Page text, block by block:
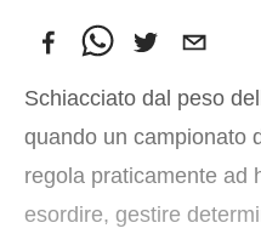
Schiacciato dal peso
quando un campionato
regola praticamente ad
esordire, gestire